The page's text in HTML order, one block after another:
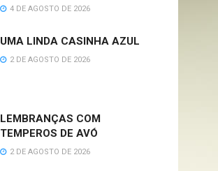
4 DE AGOSTO DE 2026
UMA LINDA CASINHA AZUL
2 DE AGOSTO DE 2026
LEMBRANÇAS COM
TEMPEROS DE AVÓ
2 DE AGOSTO DE 2026